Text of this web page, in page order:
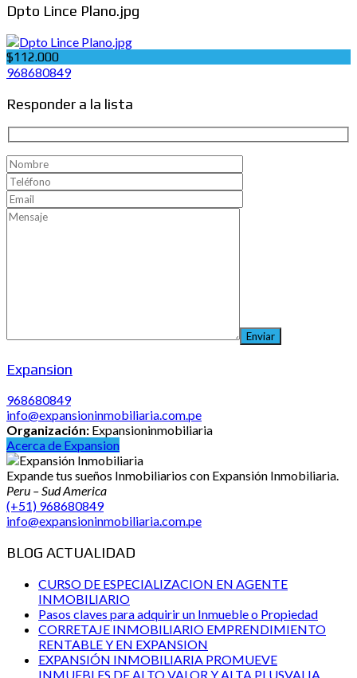
Dpto Lince Plano.jpg
$112.000
968680849
Responder a la lista
Expansion
968680849
info@expansioninmobiliaria.com.pe
Organización: Expansioninmobiliaria
Acerca de Expansion
Expande tus sueños Inmobiliarios con Expansión Inmobiliaria.
Peru – Sud America
(+51) 968680849
info@expansioninmobiliaria.com.pe
BLOG ACTUALIDAD
CURSO DE ESPECIALIZACION EN AGENTE
INMOBILIARIO
Pasos claves para adquirir un Inmueble o Propiedad
CORRETAJE INMOBILIARIO EMPRENDIMIENTO
RENTABLE Y EN EXPANSION
EXPANSIÓN INMOBILIARIA PROMUEVE
INMUEBLES DE ALTO VALOR Y ALTA PLUSVALIA